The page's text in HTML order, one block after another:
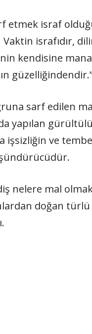
etmek israf
israfıdır,
kendisine
sarf edilen
yapılan
işsizliğin ve
nelere mal
doğan